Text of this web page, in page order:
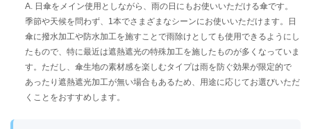
A. 日傘をメイン使用としながら、雨の日にもお使いいただける傘です。
季節や天候を問わず、1本でさまざまなシーンにお使いいただけます。日
傘に撥水加工や防水加工を施すことで雨除けとしても使用できるようにし
たもので、特に最近は遮熱遮光の特殊加工を施したものが多くなっていま
す。ただし、傘生地の素材感を楽しむタイプは雨を防ぐ効果が限定的で
あったり遮熱遮光加工が無い場合もあるため、用途に応じてお選びいただ
くことをおすすめします。